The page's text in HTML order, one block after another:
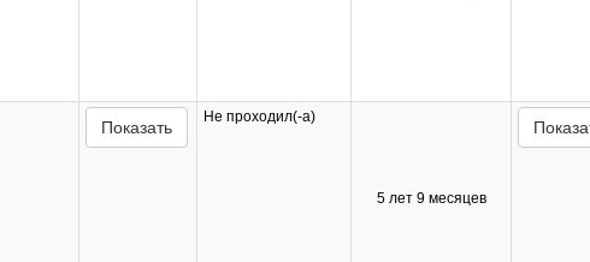
Показать
Не проходил(-а)
5 лет 9 месяцев